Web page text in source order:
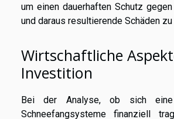
um einen dauerhaften Schutz
und daraus resultierende Schäden
Wirtschaftliche
Investition
Bei der Analyse, ob sich
Schneefangsysteme finanziell